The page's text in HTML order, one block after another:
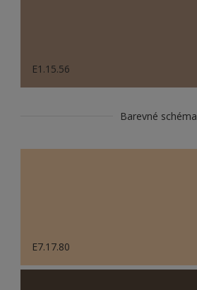
E1.15.56
Barevné schéma
E7.17.80